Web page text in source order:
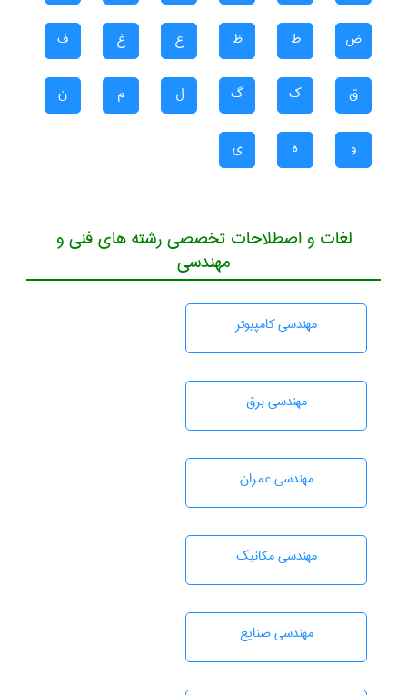
ض ط ظ ع غ ف
ق ک گ ل م ن
و ه ی
لغات و اصطلاحات تخصصی رشته های فنی و
مهندسی
مهندسی كامپيوتر
مهندسی برق
مهندسی عمران
مهندسی مکانیک
مهندسی صنايع